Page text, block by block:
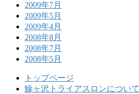
2009年7月
2009年5月
2009年4月
2008年8月
2008年7月
2008年5月
トップページ
鰺ヶ沢トライアスロンについて